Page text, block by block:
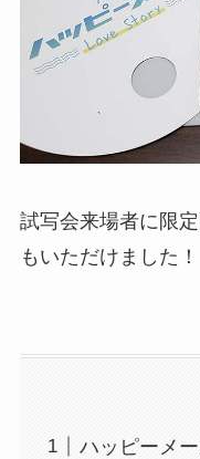
試写会来場者に限
もいただけました！
ハッピーメ